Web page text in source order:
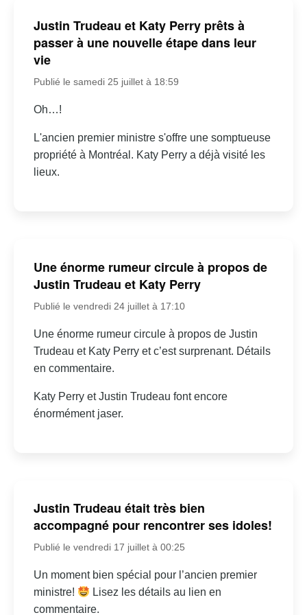
Justin Trudeau et Katy Perry prêts à
passer à une nouvelle étape dans leur
vie
Publié le samedi 25 juillet à 18:59
Oh…!
L'ancien premier ministre s'offre une somptueuse
propriété à Montréal. Katy Perry a déjà visité les
lieux.
Une énorme rumeur circule à propos de
Justin Trudeau et Katy Perry
Publié le vendredi 24 juillet à 17:10
Une énorme rumeur circule à propos de Justin
Trudeau et Katy Perry et c’est surprenant. Détails
en commentaire.
Katy Perry et Justin Trudeau font encore
énormément jaser.
Justin Trudeau était très bien
accompagné pour rencontrer ses idoles!
Publié le vendredi 17 juillet à 00:25
Un moment bien spécial pour l’ancien premier
ministre!
Lisez les détails au lien en
commentaire.